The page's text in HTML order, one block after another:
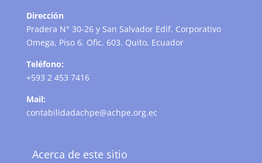
Dirección
Pradera N° 30-26 y San Salvador Edif. Corporativo
Omega, Piso 6. Ofic. 603. Quito, Ecuador
Teléfono:
+593 2 453 7416
Mail:
contabilidadachpe@achpe.org.ec
Acerca de este sitio